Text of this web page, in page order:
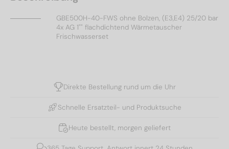
GBE500H-40-FWS ohne Bolzen, (E3,E4) 25/20 bar
4x AG 1"" flachdichtend Wärmetauscher
Frischwasserset
Direkte Bestellung rund um die Uhr
Schnelle Ersatzteil- und Produktsuche
Heute bestellt, morgen geliefert